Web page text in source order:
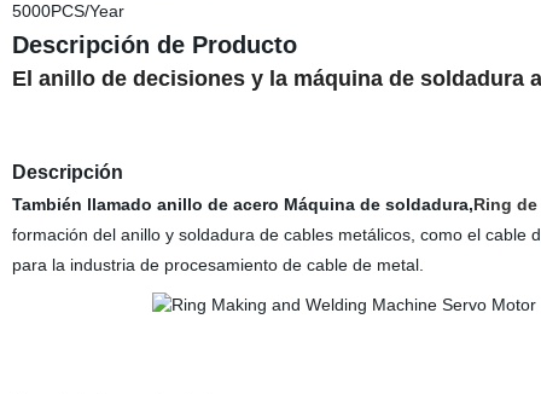
5000PCS/Year
Descripción de Producto
El anillo de decisiones y la máquina de
Descripción
También llamado anillo de acero Máquina de soldadura,Ring
formación del anillo ysoldadura de cables metálicos, como el cable
para la industria de procesamiento de cable de metal.